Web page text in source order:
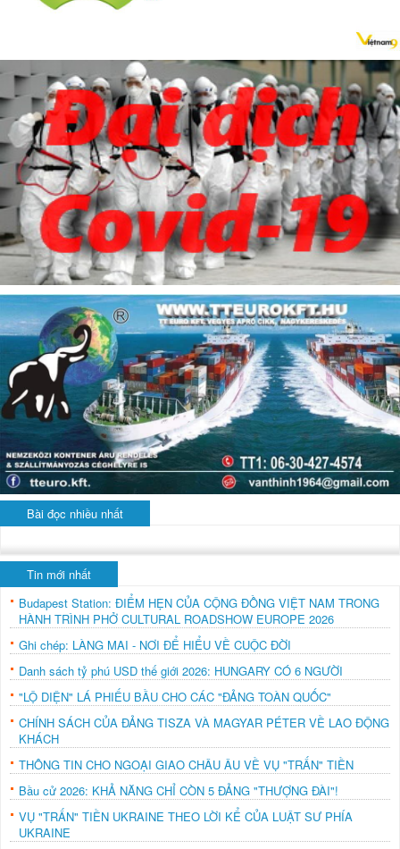
Bài đọc nhiều nhất
Tin mới nhất
Budapest Station: ĐIỂM HẸN CỦA CỘNG ĐỒNG VIỆT NAM TRONG
HÀNH TRÌNH PHỞ CULTURAL ROADSHOW EUROPE 2026
Ghi chép: LÀNG MAI - NƠI ĐỂ HIỂU VỀ CUỘC ĐỜI
Danh sách tỷ phú USD thế giới 2026: HUNGARY CÓ 6 NGƯỜI
"LỘ DIỆN" LÁ PHIẾU BẦU CHO CÁC "ĐẢNG TOÀN QUỐC"
CHÍNH SÁCH CỦA ĐẢNG TISZA VÀ MAGYAR PÉTER VỀ LAO ĐỘNG
KHÁCH
THÔNG TIN CHO NGOẠI GIAO CHÂU ÂU VỀ VỤ "TRẤN" TIỀN
Bầu cử 2026: KHẢ NĂNG CHỈ CÒN 5 ĐẢNG "THƯỢNG ĐÀI"!
VỤ "TRẤN" TIỀN UKRAINE THEO LỜI KỂ CỦA LUẬT SƯ PHÍA
UKRAINE